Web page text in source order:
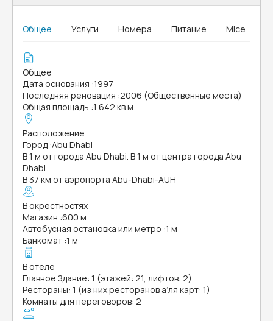
Общее Услуги Номера Питание Mice
Общее
Дата основания :1997
Последняя реновация :2006 (Общественные места)
Общая площадь :1 642 кв.м.
Расположение
Город :Abu Dhabi
В 1 м от города Abu Dhabi. В 1 м от центра города Abu
Dhabi
В 37 км от аэропорта Abu-Dhabi-AUH
В окрестностях
Магазин :600 м
Автобусная остановка или метро :1 м
Банкомат :1 м
В отеле
Главное Здание: 1 (этажей: 21, лифтов: 2)
Рестораны: 1 (из них ресторанов а’ля карт: 1)
Комнаты для переговоров: 2